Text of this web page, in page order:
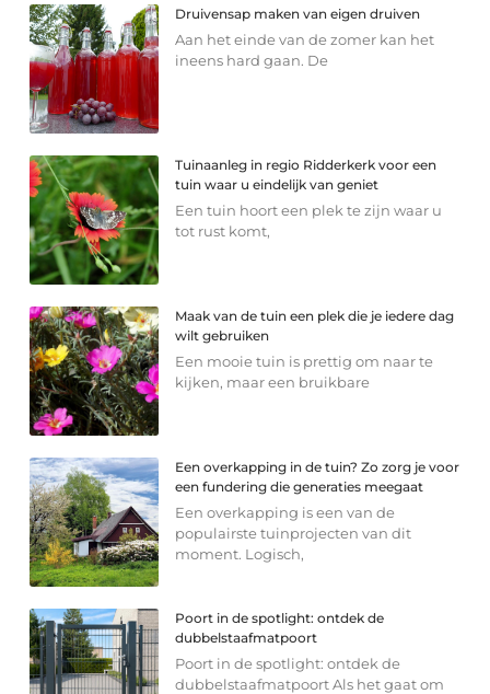
Druivensap maken van eigen druiven
Aan het einde van de zomer kan het
ineens hard gaan. De
Tuinaanleg in regio Ridderkerk voor een
tuin waar u eindelijk van geniet
Een tuin hoort een plek te zijn waar u
tot rust komt,
Maak van de tuin een plek die je iedere dag
wilt gebruiken
Een mooie tuin is prettig om naar te
kijken, maar een bruikbare
Een overkapping in de tuin? Zo zorg je voor
een fundering die generaties meegaat
Een overkapping is een van de
populairste tuinprojecten van dit
moment. Logisch,
Poort in de spotlight: ontdek de
dubbelstaafmatpoort
Poort in de spotlight: ontdek de
dubbelstaafmatpoort Als het gaat om